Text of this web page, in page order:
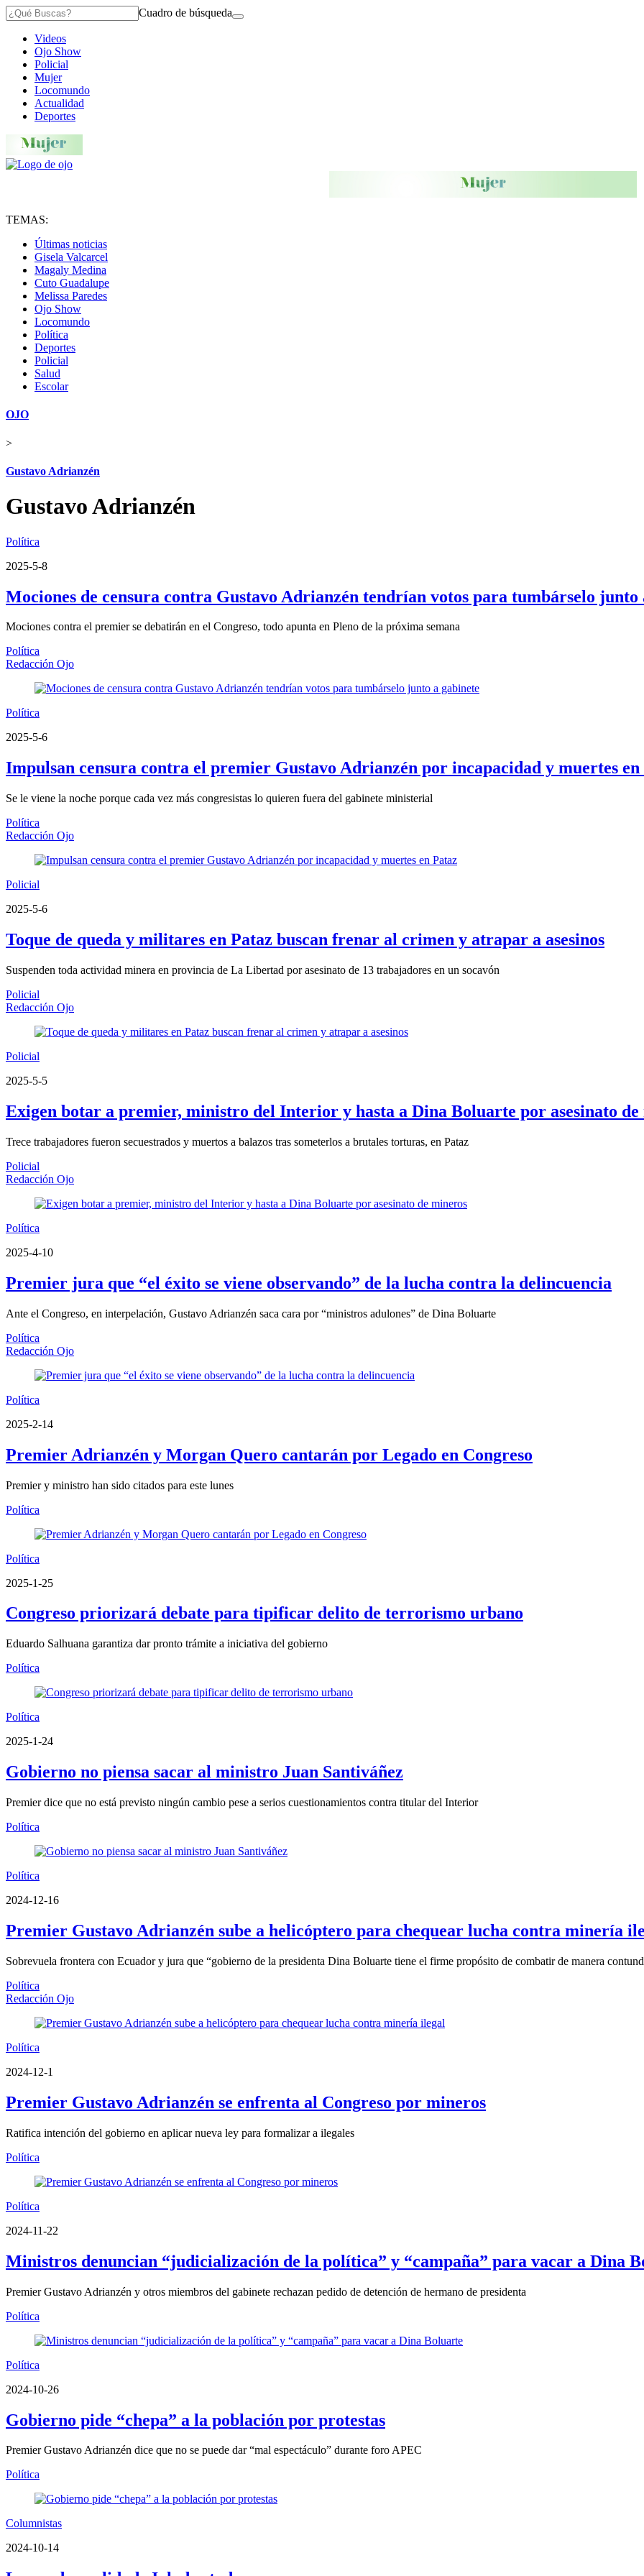
Cuadro de búsqueda
Videos
Ojo Show
Policial
Mujer
Locomundo
Actualidad
Deportes
TEMAS:
Últimas noticias
Gisela Valcarcel
Magaly Medina
Cuto Guadalupe
Melissa Paredes
Ojo Show
Locomundo
Política
Deportes
Policial
Salud
Escolar
OJO
>
Gustavo Adrianzén
Gustavo Adrianzén
Política
2025-5-8
Mociones de censura contra Gustavo Adrianzén tendrían votos para tumbárselo junto
Mociones contra el premier se debatirán en el Congreso, todo apunta en Pleno de la próxima semana
Política
Redacción Ojo
Política
2025-5-6
Impulsan censura contra el premier Gustavo Adrianzén por incapacidad y muertes en
Se le viene la noche porque cada vez más congresistas lo quieren fuera del gabinete ministerial
Política
Redacción Ojo
Policial
2025-5-6
Toque de queda y militares en Pataz buscan frenar al crimen y atrapar a asesinos
Suspenden toda actividad minera en provincia de La Libertad por asesinato de 13 trabajadores en un socavón
Policial
Redacción Ojo
Policial
2025-5-5
Exigen botar a premier, ministro del Interior y hasta a Dina Boluarte por asesinato de
Trece trabajadores fueron secuestrados y muertos a balazos tras someterlos a brutales torturas, en Pataz
Policial
Redacción Ojo
Política
2025-4-10
Premier jura que “el éxito se viene observando” de la lucha contra la delincuencia
Ante el Congreso, en interpelación, Gustavo Adrianzén saca cara por “ministros adulones” de Dina Boluarte
Política
Redacción Ojo
Política
2025-2-14
Premier Adrianzén y Morgan Quero cantarán por Legado en Congreso
Premier y ministro han sido citados para este lunes
Política
Política
2025-1-25
Congreso priorizará debate para tipificar delito de terrorismo urbano
Eduardo Salhuana garantiza dar pronto trámite a iniciativa del gobierno
Política
Política
2025-1-24
Gobierno no piensa sacar al ministro Juan Santiváñez
Premier dice que no está previsto ningún cambio pese a serios cuestionamientos contra titular del Interior
Política
Política
2024-12-16
Premier Gustavo Adrianzén sube a helicóptero para chequear lucha contra minería
Sobrevuela frontera con Ecuador y jura que “gobierno de la presidenta Dina Boluarte tiene el firme propósito de combatir de manera
Política
Redacción Ojo
Política
2024-12-1
Premier Gustavo Adrianzén se enfrenta al Congreso por mineros
Ratifica intención del gobierno en aplicar nueva ley para formalizar a ilegales
Política
Política
2024-11-22
Ministros denuncian “judicialización de la política” y “campaña” para vacar a Dina
Premier Gustavo Adrianzén y otros miembros del gabinete rechazan pedido de detención de hermano de presidenta
Política
Política
2024-10-26
Gobierno pide “chepa” a la población por protestas
Premier Gustavo Adrianzén dice que no se puede dar “mal espectáculo” durante foro APEC
Política
Columnistas
2024-10-14